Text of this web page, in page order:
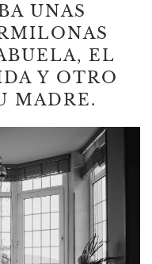
UNAS
EL
Y OTRO
MADRE.